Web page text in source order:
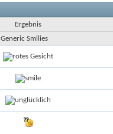
Ergebnis
Generic Smilies